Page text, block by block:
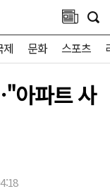
제 문화 스포츠
아파트 사